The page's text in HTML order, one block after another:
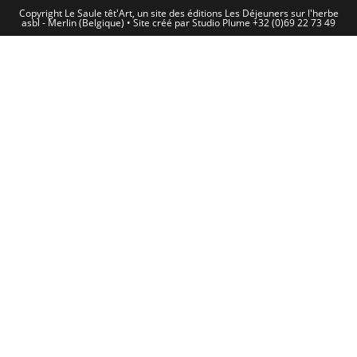
Copyright Le Saule têt'Art, un site des éditions Les Déjeuners sur l'herbe
asbl - Merlin (Belgique) • Site créé par Studio Plume +32 (0)69 22 73 49